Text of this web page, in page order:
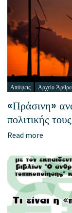
Απόψεις Αρχείο
«Πράσινη»
πολιτικής
Read more